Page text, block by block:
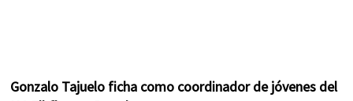
Gonzalo Tajuelo ficha como coordinador de jóvenes del